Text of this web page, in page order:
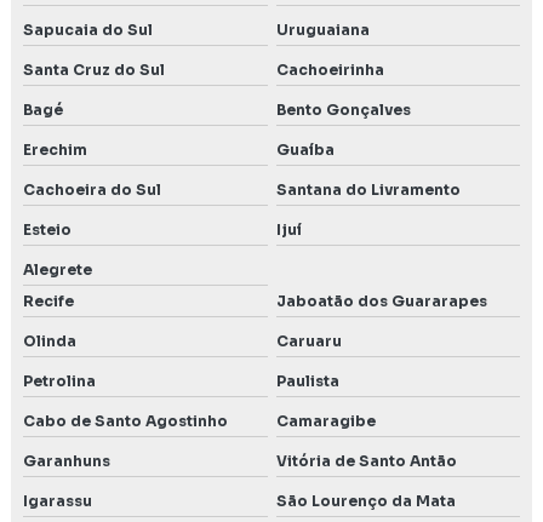
Sapucaia do Sul Uruguaiana
Santa Cruz do Sul Cachoeirinha
Bagé Bento Gonçalves
Erechim Guaíba
Cachoeira do Sul Santana do Livramento
Esteio Ijuí
Alegrete
Recife
Jaboatão dos Guararapes
Olinda Caruaru
Petrolina Paulista
Cabo de Santo Agostinho Camaragibe
Garanhuns Vitória de Santo Antão
Igarassu São Lourenço da Mata